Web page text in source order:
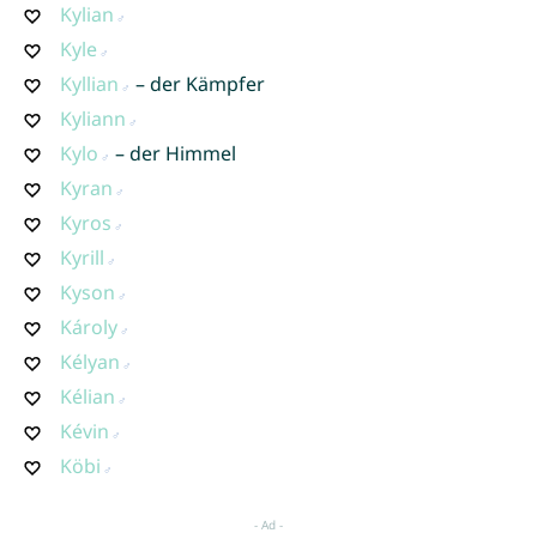
Kylian
Kyle
Kyllian
– der Kämpfer
Kyliann
Kylo
– der Himmel
Kyran
Kyros
Kyrill
Kyson
Károly
Kélyan
Kélian
Kévin
Köbi